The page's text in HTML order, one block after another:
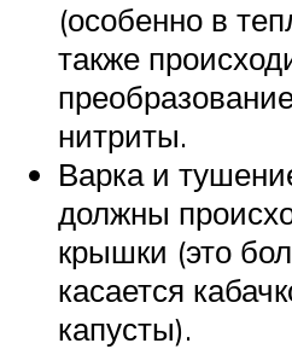
(особенно в
также
нитриты.
Варка и
должны
крышки (это
касается
капусты).